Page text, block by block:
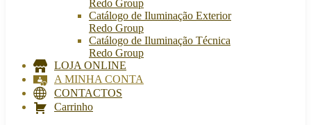
Redo Group
Catálogo de Iluminação Exterior
Redo Group
Catálogo de Iluminação Técnica
Redo Group
LOJA ONLINE
A MINHA CONTA
CONTACTOS
Carrinho